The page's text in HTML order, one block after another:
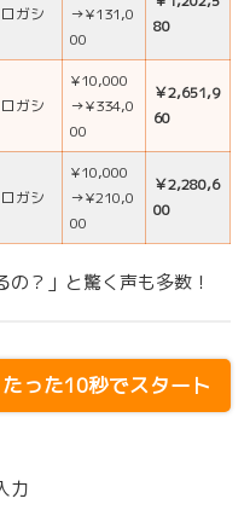
ガシ
→¥131,0
00
80
ガシ
¥10,000
→¥334,0
00
￥2,651,9
60
ガシ
¥10,000
→¥210,0
00
￥2,280,6
00
の？」と驚く声も多数！
った10秒でスタート
力